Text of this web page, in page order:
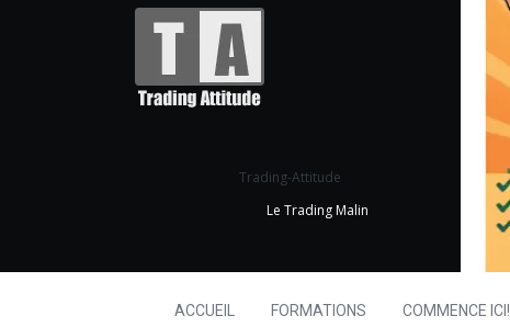
Trading-Attitude
Le Trading Malin
ACCUEIL FORMATIONS COMMENCE ICI!